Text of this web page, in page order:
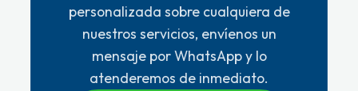
personalizada sobre cualquiera de
nuestros servicios, envíenos un
mensaje por WhatsApp y lo
atenderemos de inmediato.